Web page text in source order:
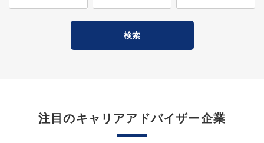
注目のキャリアアドバイザー企業